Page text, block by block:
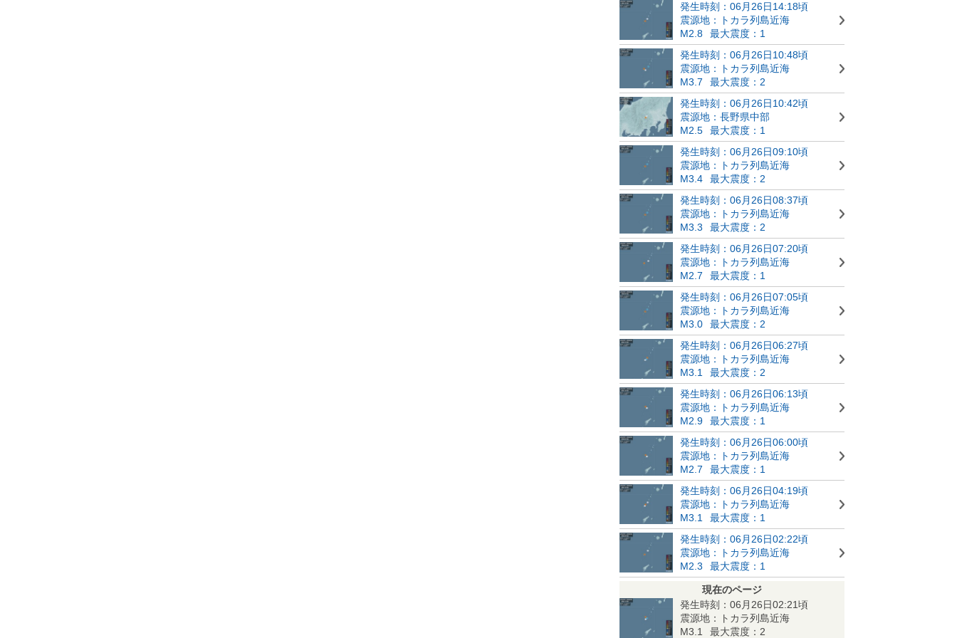
発生時刻：06月26日14:18頃
震源地：トカラ列島近海
M2.8
最大震度：1
発生時刻：06月26日10:48頃
震源地：トカラ列島近海
M3.7
最大震度：2
発生時刻：06月26日10:42頃
震源地：長野県中部
M2.5
最大震度：1
発生時刻：06月26日09:10頃
震源地：トカラ列島近海
M3.4
最大震度：2
発生時刻：06月26日08:37頃
震源地：トカラ列島近海
M3.3
最大震度：2
発生時刻：06月26日07:20頃
震源地：トカラ列島近海
M2.7
最大震度：1
発生時刻：06月26日07:05頃
震源地：トカラ列島近海
M3.0
最大震度：2
発生時刻：06月26日06:27頃
震源地：トカラ列島近海
M3.1
最大震度：2
発生時刻：06月26日06:13頃
震源地：トカラ列島近海
M2.9
最大震度：1
発生時刻：06月26日06:00頃
震源地：トカラ列島近海
M2.7
最大震度：1
発生時刻：06月26日04:19頃
震源地：トカラ列島近海
M3.1
最大震度：1
発生時刻：06月26日02:22頃
震源地：トカラ列島近海
M2.3
最大震度：1
現在のページ
発生時刻：06月26日02:21頃
震源地：トカラ列島近海
M3.1
最大震度：2